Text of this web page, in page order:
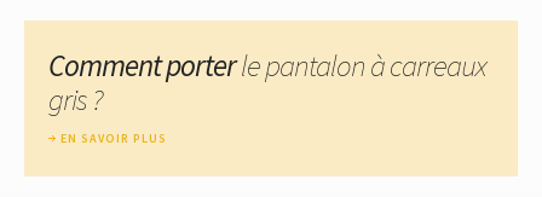
Comment porterle pantalon à carreaux
gris ?
EN SAVOIR PLUS